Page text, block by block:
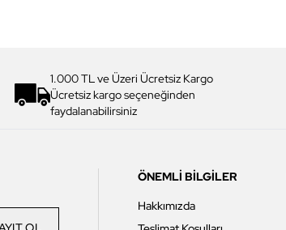
1.000 TL ve Üzeri Ücretsiz Kargo
Ücretsiz kargo seçeneğinden
faydalanabilirsiniz
ÖNEMLİ BİLGİLER
Hakkımızda